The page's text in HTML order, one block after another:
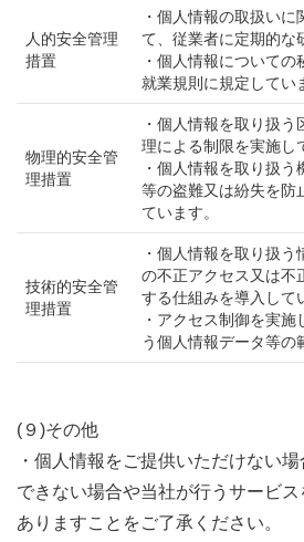
人的安全管理
措置
・個人情報の取扱い
て、従業者に定期的な
・個人情報について
就業規則に規定してい
物理的安全管
理措置
・個人情報を取り扱
理による制限を実施し
・個人情報を取り扱
等の盗難又は紛失を防
ています。
技術的安全管
理措置
・個人情報を取り扱
の不正アクセス又は不
する仕組みを導入して
・アクセス制御を実
う個人情報データ等の
(９)その他
・個人情報をご提供いただけない
できない場合や当社が行うサービ
ありますことをご了承ください。